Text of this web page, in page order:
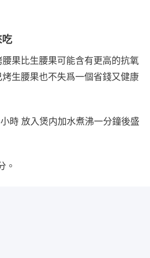
腰果比生腰果可能含有更高的抗氧
生腰果也不失爲一個省錢又健康
時 放入煲内加水煮沸一分鐘後盛
。